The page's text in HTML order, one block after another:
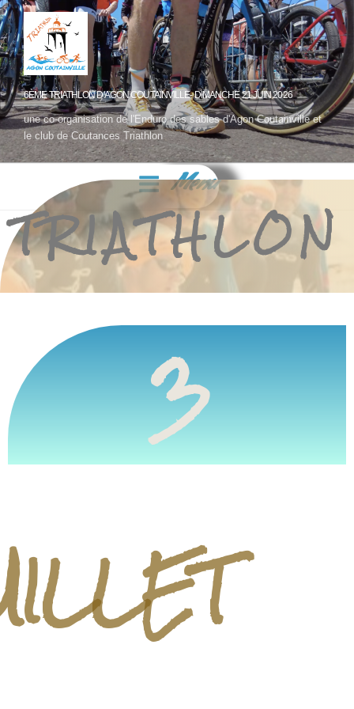
6ÈME TRIATHLON D'AGON COUTAINVILLE- DIMANCHE 21 JUIN 2026
une co-organisation de l'Enduro des sables d'Agon Coutainville et
le club de Coutances Triathlon
Menu
TRIATHLON
3